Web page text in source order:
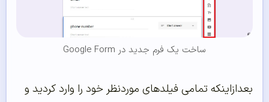
ساخت یک فرم جدید در Google Form
بعدازاینکه تمامی فیلدهای موردنظر خود را وارد کردید و